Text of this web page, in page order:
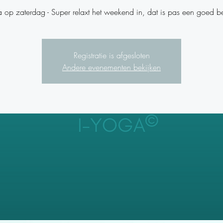
op zaterdag - Super relaxt het weekend in, dat is pas een goed
Registratie is afgesloten
Andere evenementen bekijken